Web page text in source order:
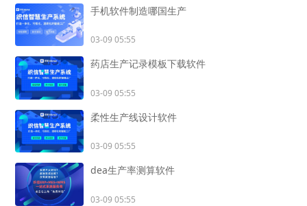
手机软件制造哪国生产
03-09 05:55
药店生产记录模板下载软件
03-09 05:55
柔性生产线设计软件
03-09 05:55
dea生产率测算软件
03-09 05:55